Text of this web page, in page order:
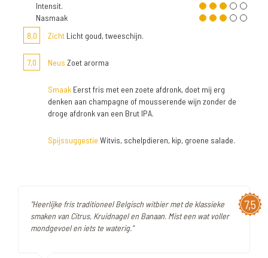
Intensit.
Nasmaak
8,0
Zicht Licht goud, tweeschijn.
7,0 Neus Zoet arorma
Smaak Eerst fris met een zoete afdronk, doet mij erg
denken aan champagne of mousserende wijn zonder de
droge afdronk van een Brut IPA.
Spijssuggestie Witvis, schelpdieren, kip, groene salade.
7,5
"Heerlijke fris traditioneel Belgisch witbier met de klassieke
smaken van Citrus, Kruidnagel en Banaan. Mist een wat voller
mondgevoel en iets te waterig."